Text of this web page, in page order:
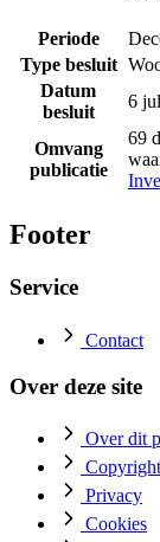
Periode
Type besluit
Datum
besluit
6
Omvang
publicatie
69
Footer
Service
Contact
Over deze site
Over dit
Copyright
Privacy
Cookies